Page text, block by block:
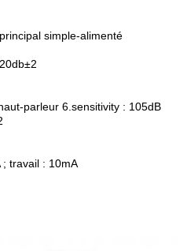
simple-alimenté
parleur 6.sensitivity : 105dB
; travail : 10mA